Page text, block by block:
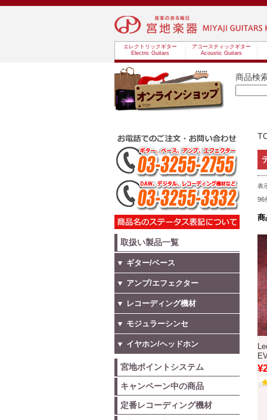
エレクトリックギター
Electric Guitars
アコースティックギター
Acoustic Guitars
商品検
表
96
商
取扱い製品一覧
▼ ギター/ベース
▼ アンプ/エフェクター
▼ レコーディング機材
▼ モジュラーシンセ
▼ イヤホン/ヘッドホン
宮地ポイントシステム
キャンペーン中の商品
定番レコーディング機材